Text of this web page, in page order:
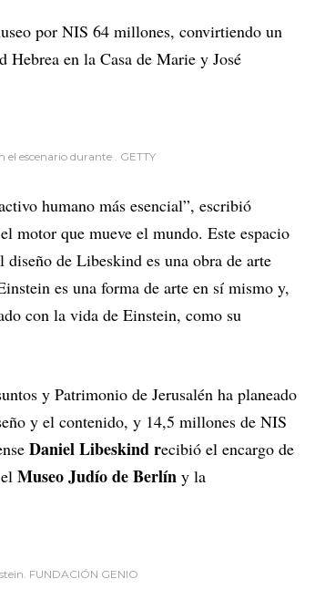
por NIS 64 millones, convirtiendo un
Hebrea en la Casa de Marie y José
el escenario durante . GETTY
humano más esencial”, escribió
motor que mueve el mundo. Este espacio
diseño de Libeskind es una obra de arte
es una forma de arte en sí mismo y,
con la vida de Einstein, como su
y Patrimonio de Jerusalén ha planeado
y el contenido, y 14,5 millones de NIS
Daniel Libeskind recibió el encargo de
Museo Judío de Berlín y la
FUNDACIÓN GENIO